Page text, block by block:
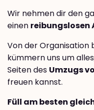
Wir nehmen dir den
einen reibungslosen
Von der Organisation
kümmern uns um
Seiten des Umzugs
freuen kannst.
Füll am besten